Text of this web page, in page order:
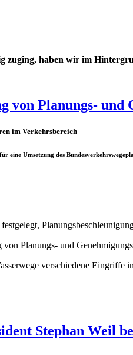
zuging, haben wir im
von Planungs-
im Verkehrsbereich
eine Umsetzung des
Planungs- und
verschiedene Eingriffe
Stephan Weil